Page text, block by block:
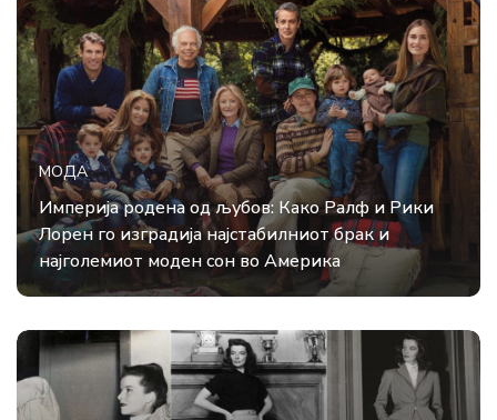
МОДА
Империја родена од љубов: Како Ралф и Рики
Лорен го изградија најстабилниот брак и
најголемиот моден сон во Америка